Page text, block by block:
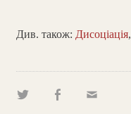
Див. також: Дисоціація,